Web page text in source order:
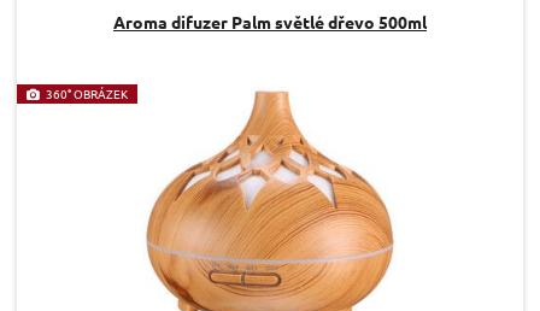
Aroma difuzer Palm světlé dřevo 500ml
360° OBRÁZEK